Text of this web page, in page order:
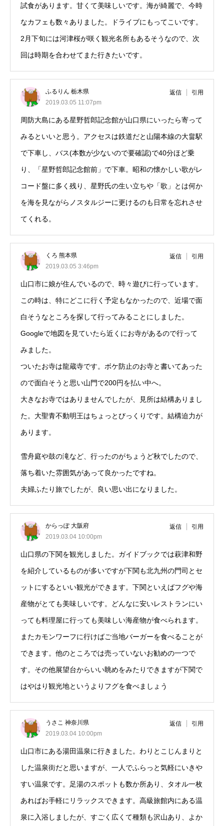
試食があります。甘くて美味しいです。海が綺麗で、今時
なカフェも数々ありました。ドライブにもってこいです。
2月下旬には河津桜が咲く観光名所もあるそうなので、次
回は時期を合わせてまた行きたいです。
ふるりん 栃木県
2019.03.05 11:07pm
返信 引用
周防大島にある星野哲郎記念館が山口県にいったら寄って
みるといいと思う。アクセスは鉄道だと山陽本線の大畠駅
で下車し、バス(本数が少ないので要確認)で40分ほど乗
り、「星野哲郎記念館前」で下車。昭和の懐かしい歌がレ
コード盤に多く残り、星野氏の生い立ちや「歌」とは何か
を海を見ながらノスタルジーに更けるのも日常を忘れさせ
てくれる。
くろ 熊本県
2019.03.05 3:46pm
返信 引用
山口市に娘が住んでいるので、時々遊びに行っています。
この時は、特にどこに行く予定もなかったので、近場で面
白そうなところを探して行ってみることにしました。
Googleで地図を見ていたら近くにお寺があるので行って
みました。
ついたお寺は龍蔵寺です。ボケ防止のお寺と書いてあった
ので面白そうと思い山門で200円を払い中へ。
大きなお寺ではありませんでしたが、見所は結構ありまし
た。大聖青不動明王はちょっとびっくりです。結構迫力が
あります。
雪舟庭や鼓の滝など、行ったのがちょうど秋でしたので、
落ち着いた雰囲気があって良かったですね。
夫婦ふたり旅でしたが、良い思い出になりました。
からっぽ 大阪府
2019.03.04 10:00pm
返信 引用
山口県の下関を観光しました。ガイドブックでは萩津和野
を紹介しているものが多いですが下関も北九州の門司とセ
ットにするといい観光ができます。下関といえばフグや海
産物がとても美味しいです。どんなに安いレストランにい
っても料理屋に行っても美味しい海産物が食べられます。
またカモンワーフに行けばご当地バーガーを食べることが
できます。他のところでは売っていないお勧めの一つで
す。その他展望台からいい眺めをみたりできますが下関で
はやはり観光地というよりフグを食べましょう
うさこ 神奈川県
2019.03.04 10:00pm
返信 引用
山口市にある湯田温泉に行きました。わりとこじんまりと
した温泉街だと思いますが、一人でふらっと気軽にいきや
すい温泉です。足湯のスポットも数か所あり、タオル一枚
あればお手軽にリラックスできます。高級旅館内にある温
泉に入浴しましたが、すごく広くて種類も沢山あり、よか